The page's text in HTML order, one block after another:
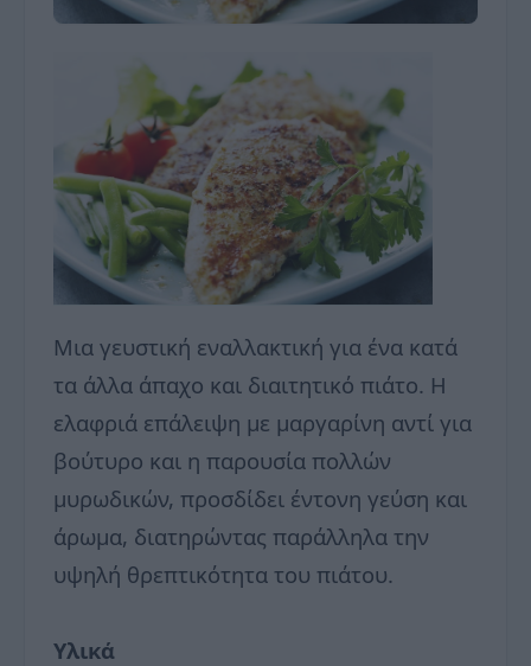
Μια γευστική εναλλακτική για ένα κατά
τα άλλα άπαχο και διαιτητικό πιάτο. Η
ελαφριά επάλειψη με μαργαρίνη αντί για
βούτυρο και η παρουσία πολλών
μυρωδικών, προσδίδει έντονη γεύση και
άρωμα, διατηρώντας παράλληλα την
υψηλή θρεπτικότητα του πιάτου.
Υλικά